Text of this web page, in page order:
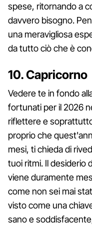
spese, ritornando a
davvero bisogno.
una meravigliosa
da tutto ciò che è
10. Capricorno
Vedere te in fondo
fortunati per il 2026
riflettere e
proprio che
mesi, ti chieda di
tuoi ritmi. Il desiderio
viene duramente
come non sei mai
visto come una
sano e